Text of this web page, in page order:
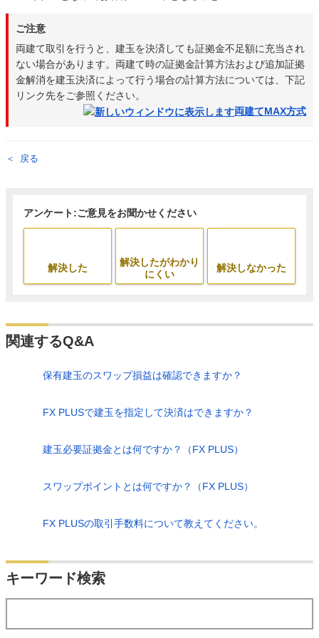
ご注意
両建て取引を行うと、建玉を決済しても証拠金不足額に充当され
ない場合があります。両建て時の証拠金計算方法および追加証拠
金解消を建玉決済によって行う場合の計算方法については、下記
リンク先をご参照ください。
両建てMAX方式
戻る
アンケート:ご意見をお聞かせください
解決した
解決したがわかり
にくい
解決しなかった
関連するQ&A
保有建玉のスワップ損益は確認できますか？
FX PLUSで建玉を指定して決済はできますか？
建玉必要証拠金とは何ですか？（FX PLUS）
スワップポイントとは何ですか？（FX PLUS）
FX PLUSの取引手数料について教えてください。
キーワード検索